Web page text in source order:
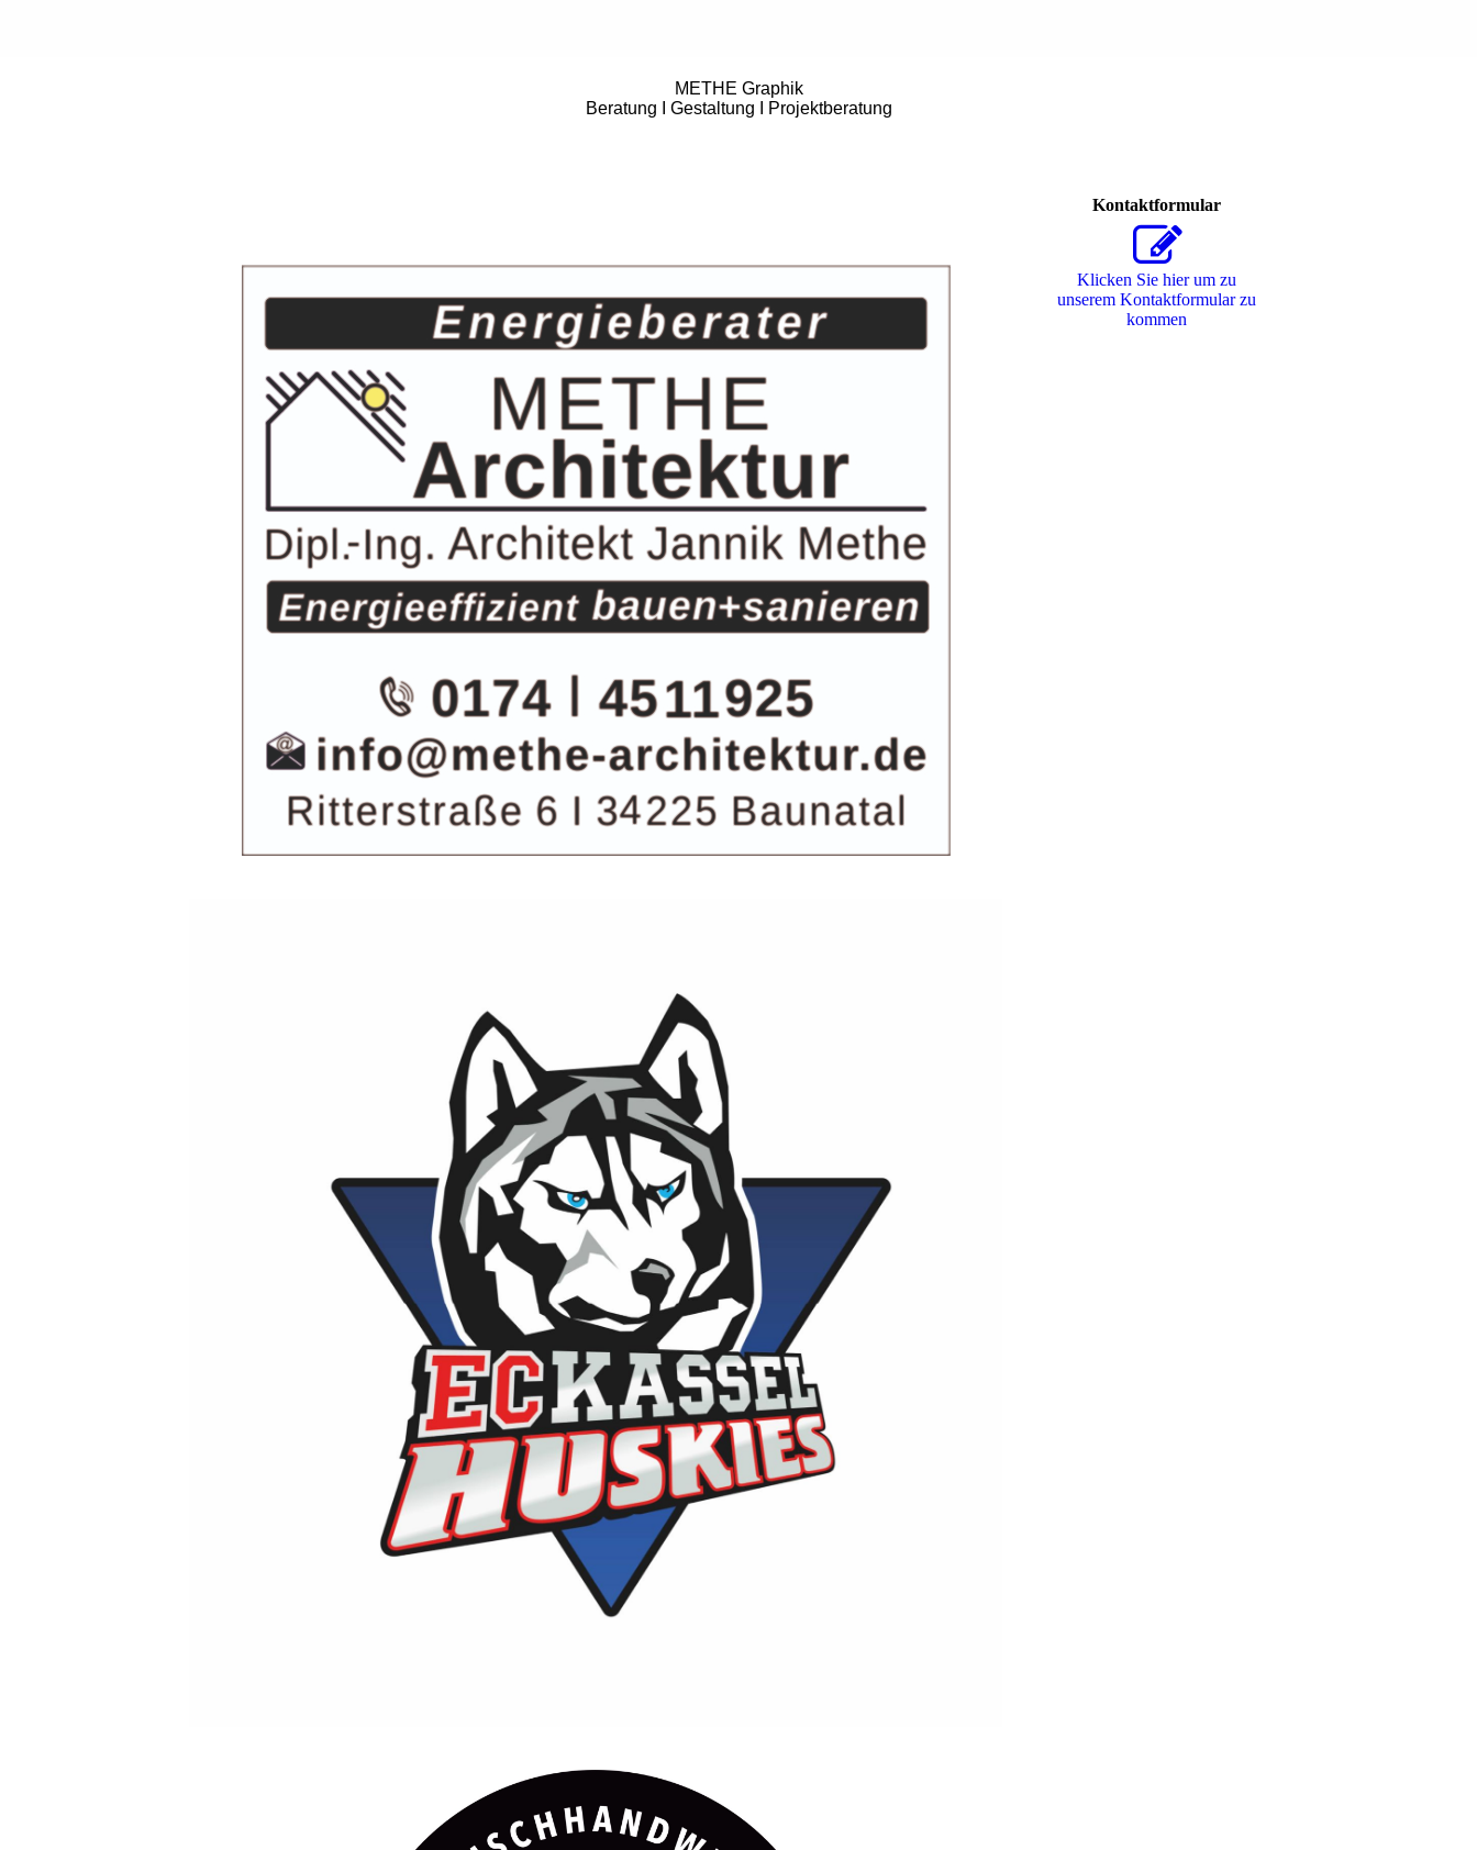
METHE Graphik
Beratung I Gestaltung I Projektberatung
Kontaktformular
Klicken Sie hier um zu
unserem Kon­takt­for­mu­lar zu
kommen